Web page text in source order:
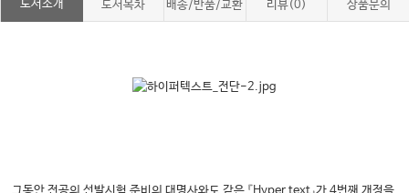
도서소개 도서목차 배송/반품/교환 리뷰(0) 상품문의